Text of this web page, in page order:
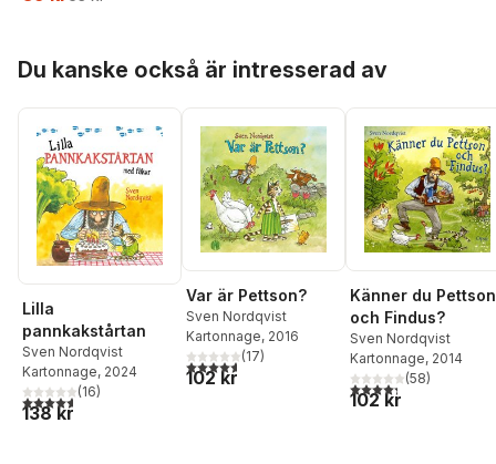
Du kanske också är intresserad av
Lilla
pannkakstårtan
Sven Nordqvist
Kartonnage, 2024
4,6utav 5 stjärnor. Totalt antal röster:
(16)
138 kr
Var är Pettson?
Sven Nordqvist
Kartonnage, 2016
4,6utav 5 stjärnor. Totalt antal röster:
(17)
102 kr
Känner du Pettson
och Findus?
Sven Nordqvist
Kartonnage, 2014
4,3utav 5 stjärnor.
(58)
102 kr